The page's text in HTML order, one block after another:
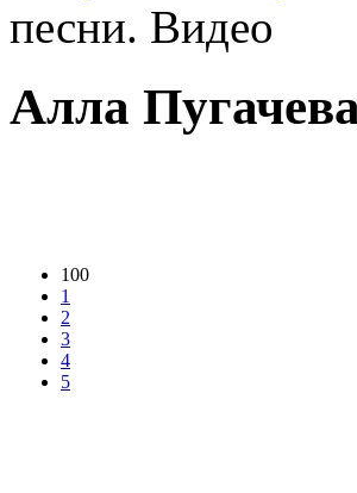
песни. Видео
Алла
100
1
2
3
4
5